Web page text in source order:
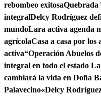
rebombeo exitosaQuebrada
integralDelcy Rodríguez
mundoLara activa agenda
agrícolaCasa a casa por los
activa“Operación Abuelos
integral en todo el estado
cambiará la vida en Doña
Palavecino«Delcy